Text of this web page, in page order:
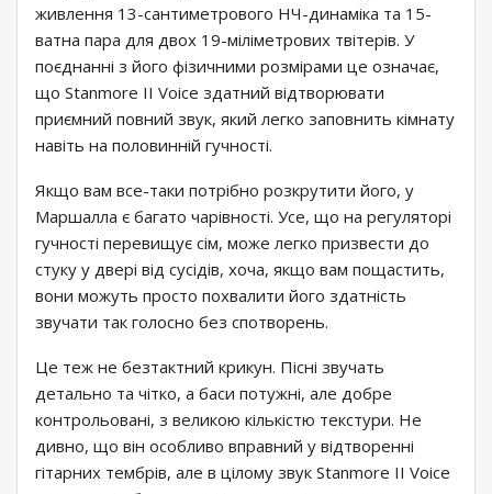
живлення 13-сантиметрового НЧ-динаміка та 15-
ватна пара для двох 19-міліметрових твітерів. У
поєднанні з його фізичними розмірами це означає,
що Stanmore II Voice здатний відтворювати
приємний повний звук, який легко заповнить кімнату
навіть на половинній гучності.
Якщо вам все-таки потрібно розкрутити його, у
Маршалла є багато чарівності. Усе, що на регуляторі
гучності перевищує сім, може легко призвести до
стуку у двері від сусідів, хоча, якщо вам пощастить,
вони можуть просто похвалити його здатність
звучати так голосно без спотворень.
Це теж не безтактний крикун. Пісні звучать
детально та чітко, а баси потужні, але добре
контрольовані, з великою кількістю текстури. Не
дивно, що він особливо вправний у відтворенні
гітарних тембрів, але в цілому звук Stanmore II Voice